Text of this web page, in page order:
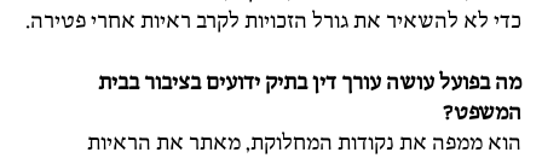
כדי לא להשאיר את גורל הזכויות לקרב ראיות אחרי פטירה.
מה בפועל עושה עורך דין בתיק ידועים בציבור בבית
המשפט?
הוא ממפה את נקודות המחלוקת, מאתר את הראיות